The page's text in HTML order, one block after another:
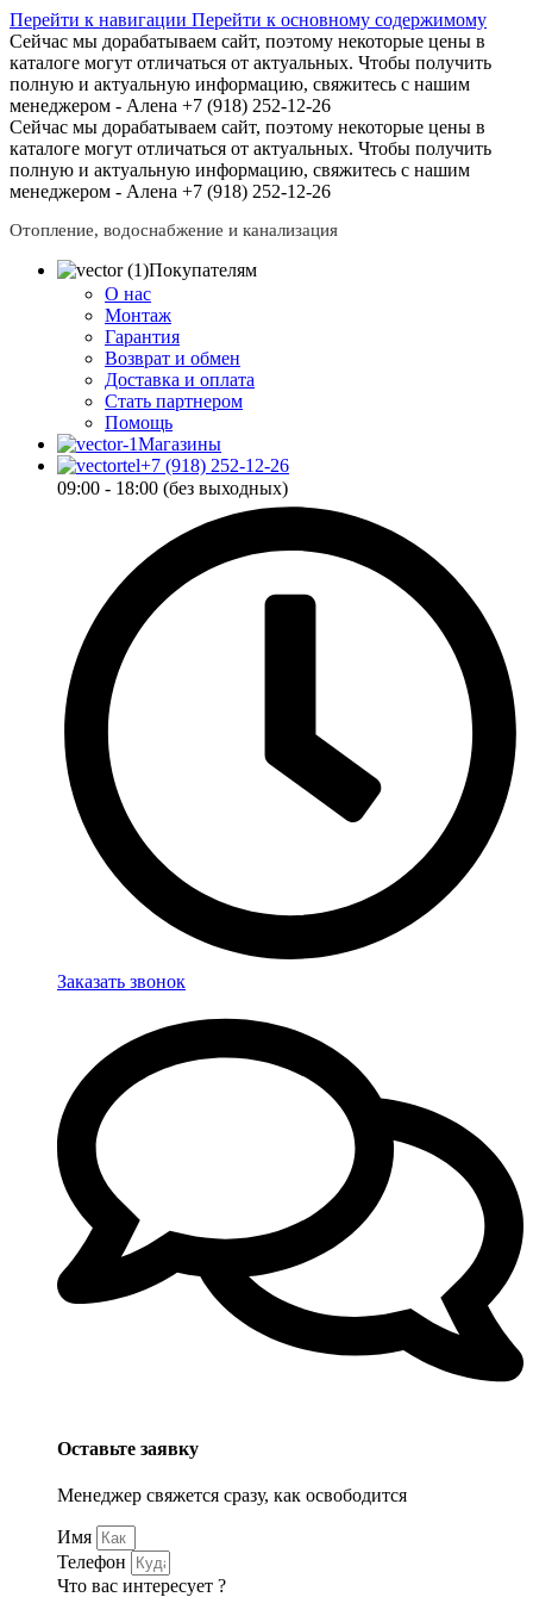
Перейти к навигации Перейти к основному содержимому
Сейчас мы дорабатываем сайт, поэтому некоторые цены в
каталоге могут отличаться от актуальных. Чтобы получить
полную и актуальную информацию, свяжитесь с нашим
менеджером - Алена +7 (918) 252-12-26
Сейчас мы дорабатываем сайт, поэтому некоторые цены в
каталоге могут отличаться от актуальных. Чтобы получить
полную и актуальную информацию, свяжитесь с нашим
менеджером - Алена +7 (918) 252-12-26
Отопление, водоснабжение и канализация
Покупателям
О нас
Монтаж
Гарантия
Возврат и обмен
Доставка и оплата
Стать партнером
Помощь
Магазины
+7 (918) 252-12-26
09:00 - 18:00 (без выходных)
Заказать звонок
Оставьте заявку
Менеджер свяжется сразу, как освободится
Имя
Телефон
Что вас интересует ?